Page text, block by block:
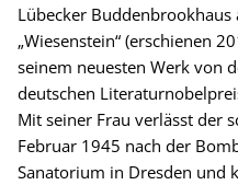
Lübecker Buddenbrookhaus
„Wiesenstein“ (erschienen
seinem neuesten Werk von
deutschen
Mit seiner Frau verlässt der
Februar 1945 nach der
Sanatorium in Dresden und